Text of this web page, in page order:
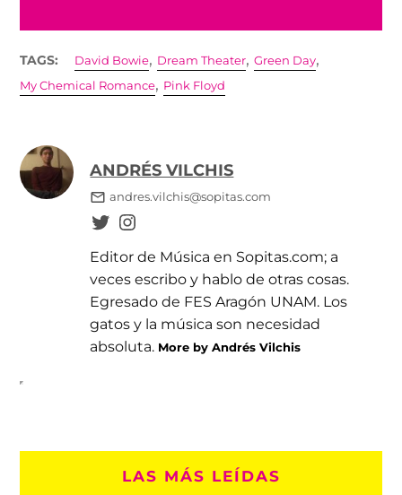
TAGS: David Bowie, Dream Theater,Green Day,
My Chemical Romance, Pink Floyd
ANDRÉS VILCHIS
andres.vilchis@sopitas.com
Editor de Música en Sopitas.com; a
veces escribo y hablo de otras cosas.
Egresado de FES Aragón UNAM. Los
gatos y la música son necesidad
absoluta. More by Andrés Vilchis
LAS MÁS LEÍDAS